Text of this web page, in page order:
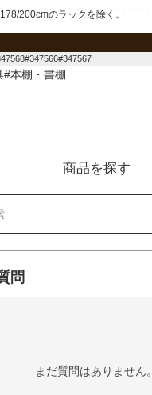
200cmのラックを除く。
#本棚・書棚
商品を探す
問
まだ質問はありません。